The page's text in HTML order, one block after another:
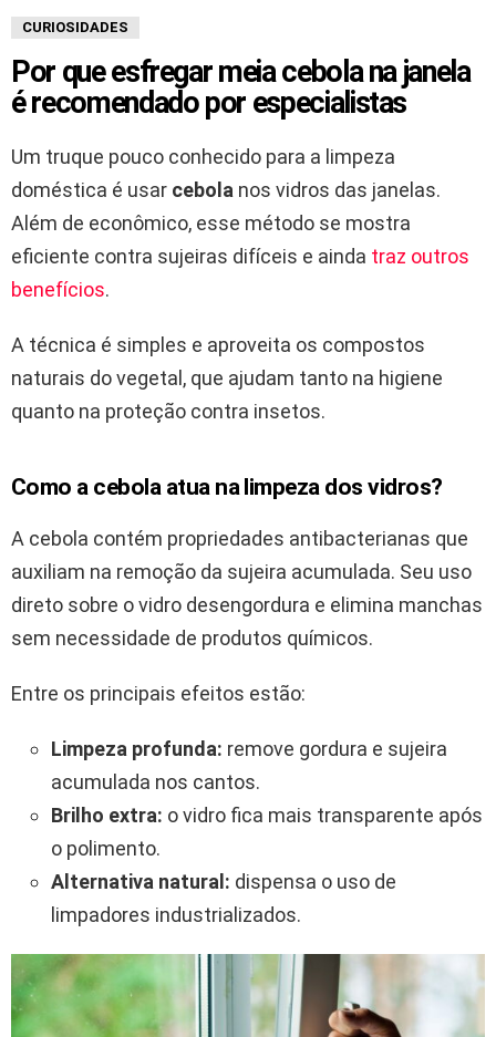
CURIOSIDADES
Por que esfregar meia cebola na janela
é recomendado por especialistas
Um truque pouco conhecido para a limpeza
doméstica é usar cebola nos vidros das janelas.
Além de econômico, esse método se mostra
eficiente contra sujeiras difíceis e ainda traz outros
benefícios.
A técnica é simples e aproveita os compostos
naturais do vegetal, que ajudam tanto na higiene
quanto na proteção contra insetos.
Como a cebola atua na limpeza dos vidros?
A cebola contém propriedades antibacterianas que
auxiliam na remoção da sujeira acumulada. Seu uso
direto sobre o vidro desengordura e elimina manchas
sem necessidade de produtos químicos.
Entre os principais efeitos estão:
Limpeza profunda: remove gordura e sujeira
acumulada nos cantos.
Brilho extra: o vidro fica mais transparente após
o polimento.
Alternativa natural: dispensa o uso de
limpadores industrializados.